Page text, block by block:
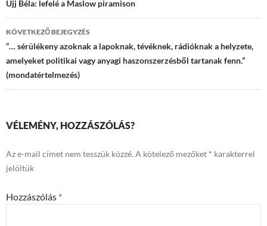
navigációja
Ujj Béla: lefelé a Maslow piramison
KÖVETKEZŐ BEJEGYZÉS
“… sérülékeny azoknak a lapoknak, tévéknek, rádióknak a helyzete,
amelyeket politikai vagy anyagi haszonszerzésből tartanak fenn.”
(mondatértelmezés)
VÉLEMÉNY, HOZZÁSZÓLÁS?
Az e-mail címet nem tesszük közzé. A kötelező mezőket * karakterrel
jelöltük
Hozzászólás *